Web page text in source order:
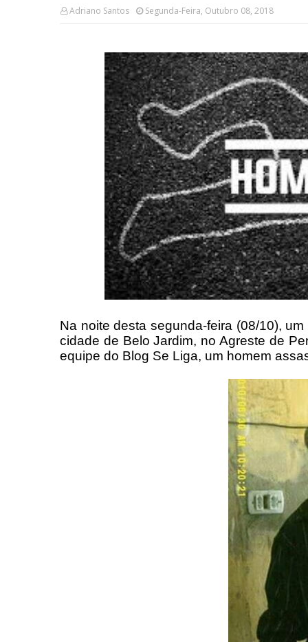
Adriano Santos Segunda-Feira, Outubro 08, 2018
Na noite desta segunda-feira (08/10),
cidade de Belo Jardim, no Agreste de
equipe do Blog Se Liga, um homem